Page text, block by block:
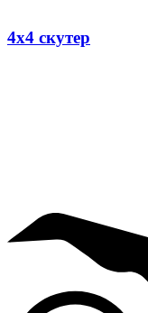
4х4 скутер